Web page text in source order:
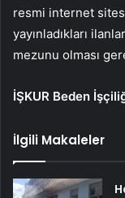
resmi internet
yayınladıkları
mezunu olması
İŞKUR Beden
İlgili Makaleler